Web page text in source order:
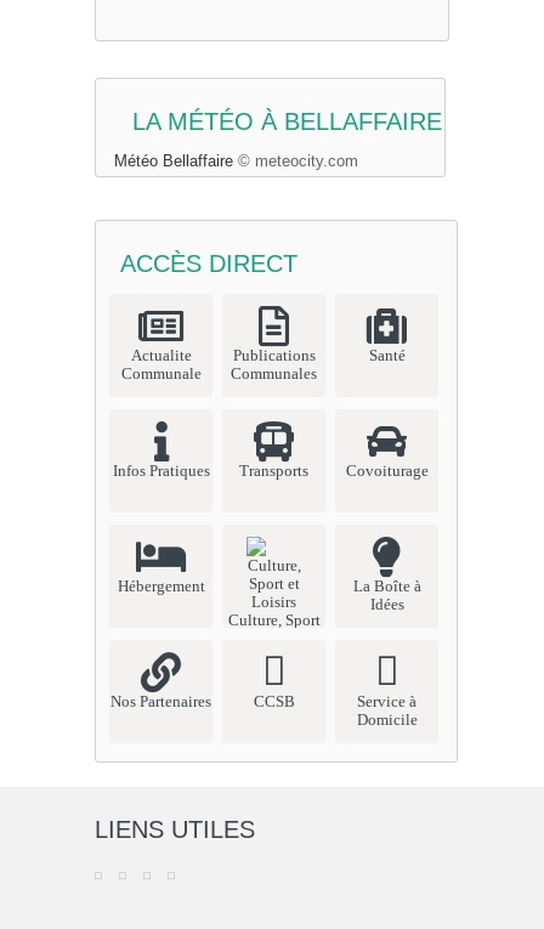
LA MÉTÉO À BELLAFFAIRE
Météo Bellaffaire © meteocity.com
ACCÈS DIRECT
Actualite
Communale
Publications
Communales
Santé
Infos Pratiques Transports Covoiturage
Hébergement
Culture, Sport
La Boîte à
Idées
Nos Partenaires CCSB
Service à
Domicile
LIENS UTILES